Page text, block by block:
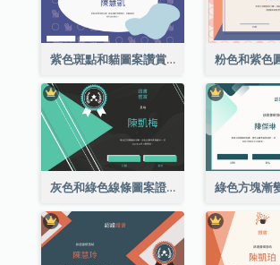
紫色斑點和貓圖案讚賞證書
灰色和綠色線條圖案證書